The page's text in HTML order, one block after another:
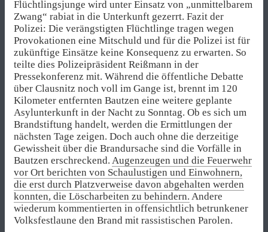
Flüchtlingsjunge wird unter Einsatz von „unmittelbarem
Zwang“ rabiat in die Unterkunft gezerrt. Fazit der
Polizei: Die verängstigten Flüchtlinge tragen wegen
Provokationen eine Mitschuld und für die Polizei ist für
zukünftige Einsätze keine Konsequenz zu erwarten. So
teilte dies Polizeipräsident Reißmann in der
Pressekonferenz mit. Während die öffentliche Debatte
über Clausnitz noch voll im Gange ist, brennt im 120
Kilometer entfernten Bautzen eine weitere geplante
Asylunterkunft in der Nacht zu Sonntag. Ob es sich um
Brandstiftung handelt, werden die Ermittlungen der
nächsten Tage zeigen. Doch auch ohne die derzeitige
Gewissheit über die Brandursache sind die Vorfälle in
Bautzen erschreckend. Augenzeugen und die Feuerwehr
vor Ort berichten von Schaulustigen und Einwohnern,
die erst durch Platzverweise davon abgehalten werden
konnten, die Löscharbeiten zu behindern. Andere
wiederum kommentierten in offensichtlich betrunkener
Volksfestlaune den Brand mit rassistischen Parolen.